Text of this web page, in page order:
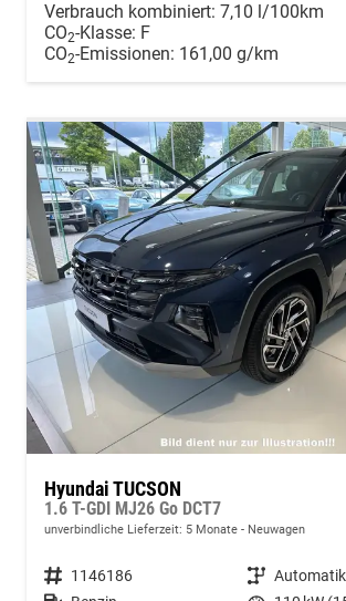
Verbrauch kombiniert: 7,10 l/100km
CO2-Klasse: F
CO2-Emissionen: 161,00 g/km
Hyundai TUCSON
1.6 T-GDI MJ26 Go DCT7
unverbindliche Lieferzeit: 5 Monate Neuwagen
Fahrzeugnummer 1146186 Getriebe Automatik